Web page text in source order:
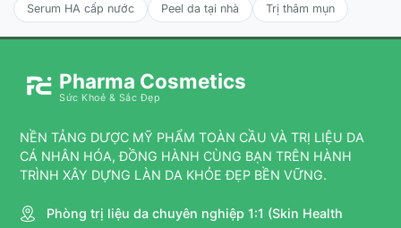
Chiết xuất trà xanh:Chống oxy hóa, bảo vệ da khỏi
tác hại của môi trường.
Chiết xuất lô hội: Cấp ẩm, làm dịu da, kháng khuẩn.
CÔNG DỤNG
Che phủ hoàn hảo: Che phủ khuyết điểm, làm đều
màu da, cho lớp nền mịn màng, tự nhiên.
Cung cấp độ ẩm, dưỡng chất cho da, giúp
da mềm mại, căng bóng.
Serum HA cấp nước
Peel da tại nhà Trị thâm mụn
Pharma Cosmetics
Sức Khoẻ & Sắc Đẹp
NỀN TẢNG DƯỢC MỸ PHẨM TOÀN CẦU VÀ TRỊ LIỆU DA
CÁ NHÂN HÓA, ĐỒNG HÀNH CÙNG BẠN TRÊN HÀNH
TRÌNH XÂY DỰNG LÀN DA KHỎE ĐẸP BỀN VỮNG.
Phòng trị liệu da chuyên nghiệp 1:1 (Skin Health